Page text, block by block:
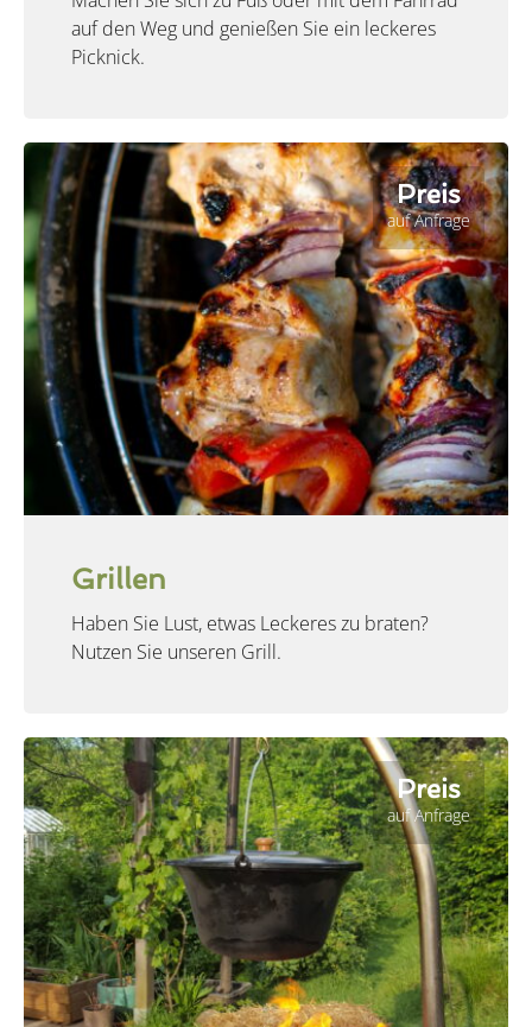
auf den Weg und genießen Sie ein leckeres
Picknick.
Preis
auf Anfrage
Grillen
Haben Sie Lust, etwas Leckeres zu braten?
Nutzen Sie unseren Grill.
Preis
auf Anfrage